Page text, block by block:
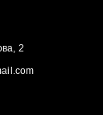
2